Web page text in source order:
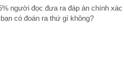
người đọc đưa ra đáp án chính
có đoán ra thứ gì không?